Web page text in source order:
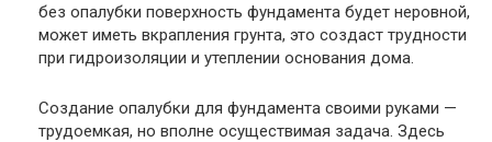
без опалубки поверхность фундамента будет неровной,
может иметь вкрапления грунта, это создаст трудности
при гидроизоляции и утеплении основания дома.
Создание опалубки для фундамента своими руками —
трудоемкая, но вполне осуществимая задача. Здесь